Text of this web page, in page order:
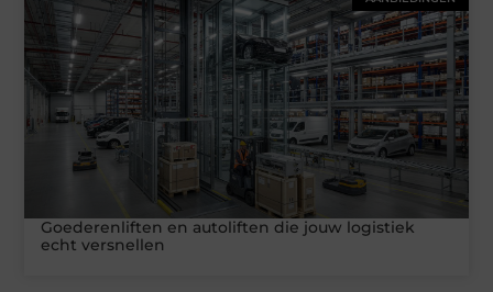
Goederenliften en autoliften die jouw logistiek
echt versnellen